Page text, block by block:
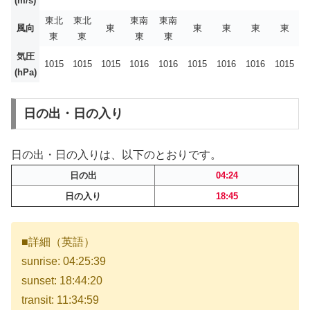
風向
東北
東
東北
東
東
東南
東
東南
東
東 東 東 東
気圧
(hPa)
1015 1015 1015 1016 1016 1015 1016 1016 1015
日の出・日の入り
日の出・日の入りは、以下のとおりです。
日の出
04:24
日の入り
18:45
■詳細（英語）
sunrise: 04:25:39
sunset: 18:44:20
transit: 11:34:59